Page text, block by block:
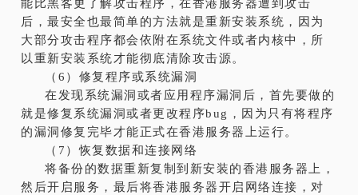
能比黑客更了解攻击程序，在香港服务器遭到攻击
后，最安全也最简单的方法就是重新安装系统，因为
大部分攻击程序都会依附在系统文件或者内核中，所
以重新安装系统才能彻底清除攻击源。
（6）修复程序或系统漏洞
在发现系统漏洞或者应用程序漏洞后，首先要做的
就是修复系统漏洞或者更改程序bug，因为只有将程序
的漏洞修复完毕才能正式在香港服务器上运行。
（7）恢复数据和连接网络
将备份的数据重新复制到新安装的香港服务器上，
然后开启服务，最后将香港服务器开启网络连接，对